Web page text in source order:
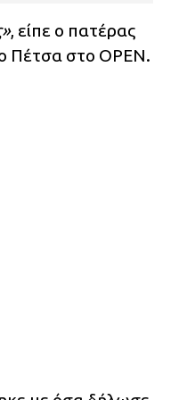
, είπε ο πατέρας
Πέτσα στο OPEN.